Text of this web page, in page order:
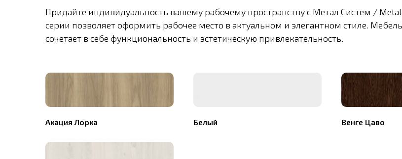
Придайте индивидуальность вашему рабочему пространству с Метал Систем /
серии позволяет оформить рабочее место в актуальном и элегантном стиле.
сочетает в себе функциональность и эстетическую привлекательность.
Акация Лорка Белый Венге Цаво